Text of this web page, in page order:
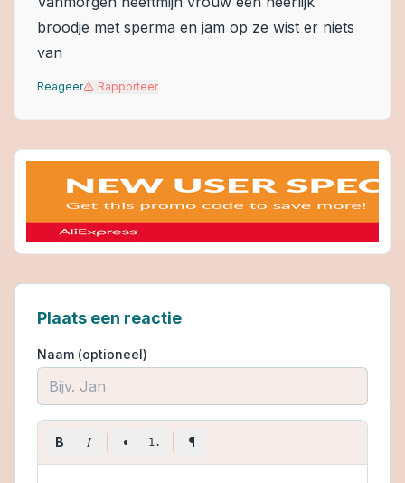
broodje met sperma en jam op ze wist er niets
van
Reageer Rapporteer
Plaats een reactie
Naam (optioneel)
B I • 1. ¶